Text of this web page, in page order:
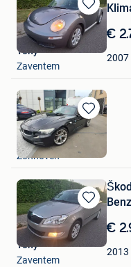
Bewaren
in
Mijn
Favorieten
€
2007
Tony
Zaventem
Bewaren
in
Mijn
Favorieten
Tony Schepers
Zonhoven
Bewaren
in
Mijn
Favorieten
€
2013
Tony
Zaventem